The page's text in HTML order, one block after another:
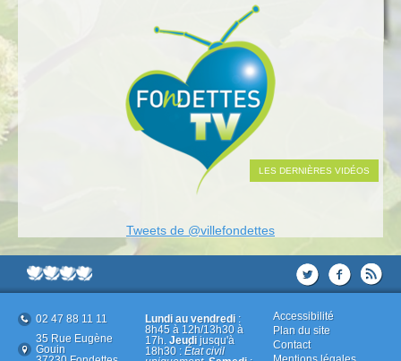
LES DERNIÈRES VIDÉOS
Tweets de @villefondettes
02 47 88 11 11
35 Rue Eugène
Gouin
Lundi au vendredi:
8h45 à 12h/13h30 à
17h.Jeudijusqu'à
18h30 :État civil
Accessibilité
Plan du site
Contact